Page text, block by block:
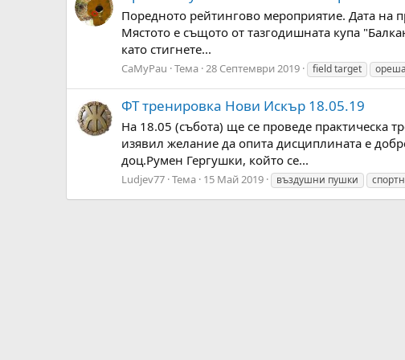
Поредното рейтингово мероприятие. Дата на
Мястото е същото от тазгодишната купа
като стигнете...
CaMyPau Тема 28 Септември 2019 field target
ФТ тренировка Нови Искър 18.05.19
На 18.05 (събота) ще се проведе практическа
изявил желание да опита дисциплината е
доц.Румен Гергушки, който се...
Ludjev77 Тема 15 Май 2019 въздушни пушки